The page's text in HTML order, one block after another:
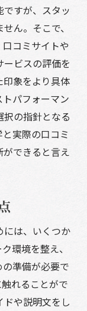
すが、スタッ
ん。そこで、
コミサイトや
ビスの評価を
象をより具体
パフォーマン
の指針となる
実際の口コミ
できると言え
には、いくつか
環境を整え、
準備が必要で
れることがで
や説明文をし